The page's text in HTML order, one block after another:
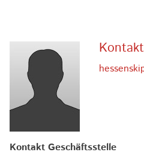
Kontakt
Kontakt Geschäftsstelle